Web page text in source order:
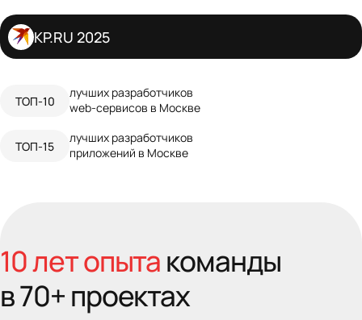
KP.RU 2025
ТОП-10
лучших разработчиков
web-сервисов в Москве
ТОП-15
лучших разработчиков
приложений в Москве
10 лет опытакоманды
в 70+ проектах